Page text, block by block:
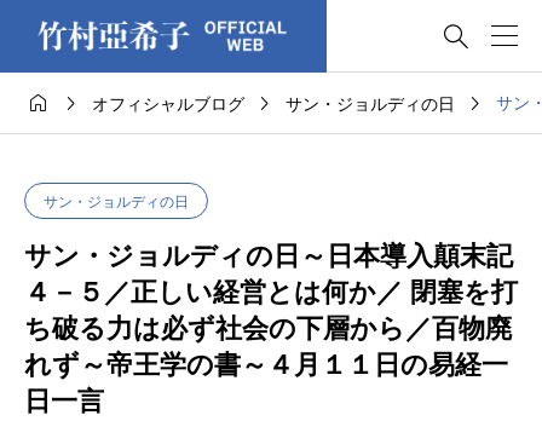

  オフィシャルブログ  サン・ジョルディの日  サン
サン・ジョルディの日
サン・ジョルディの日～日本導入顛末記
４－５／正しい経営とは何か／ 閉塞を打
ち破る力は必ず社会の下層から／百物廃
れず～帝王学の書～４月１１日の易経一
日一言